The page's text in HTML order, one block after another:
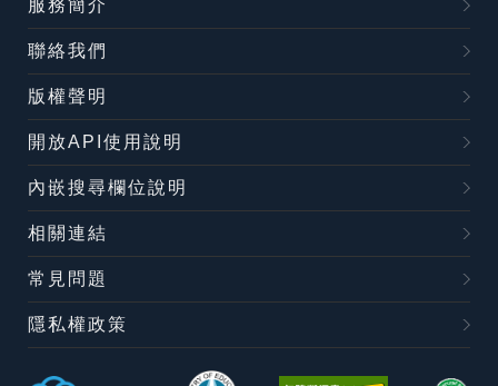
服務簡介
聯絡我們
版權聲明
開放API使用說明
內嵌搜尋欄位說明
相關連結
常見問題
隱私權政策